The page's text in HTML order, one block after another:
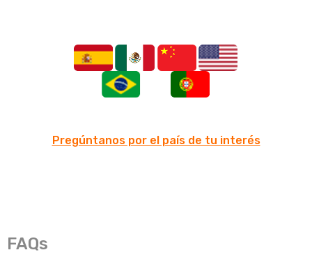
Pregúntanos por el país de tu interés
FAQs